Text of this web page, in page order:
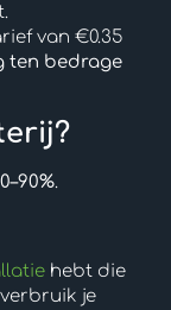
van €0.35
ten bedrage
.
hebt die
je